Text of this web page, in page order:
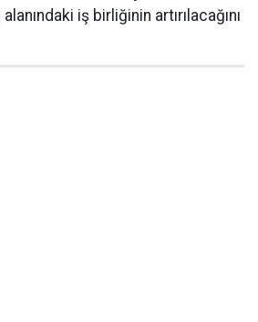
iş birliğinin artırılacağını